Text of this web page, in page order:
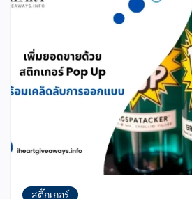
สติ๊กเกอร์